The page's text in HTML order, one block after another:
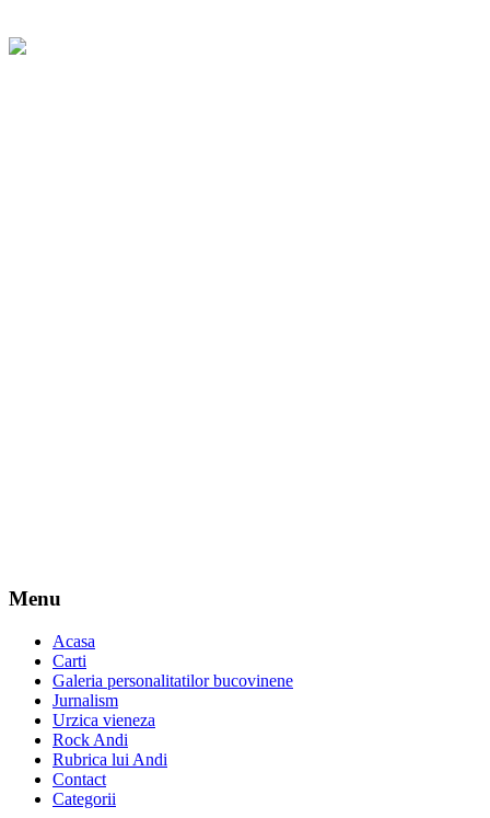
Menu
Acasa
Carti
Galeria personalitatilor bucovinene
Jurnalism
Urzica vieneza
Rock Andi
Rubrica lui Andi
Contact
Categorii